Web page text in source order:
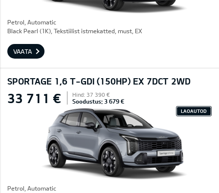
Petrol, Automatic
Black Pearl (1K), Tekstiilist istmekatted, must, EX
VAATA
SPORTAGE 1,6 T-GDI (150HP) EX 7DCT 2WD
33 711 € Hind: 37 390 €
Soodustus: 3 679 €
LAOAUTOD
Petrol, Automatic